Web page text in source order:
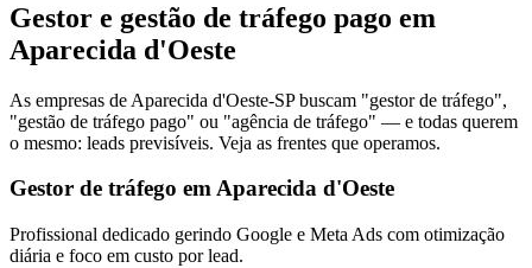
Gestor e gestão de tráfego pago em
Aparecida d'Oeste
As empresas de Aparecida d'Oeste-SP buscam "gestor de tráfego",
"gestão de tráfego pago" ou "agência de tráfego" — e todas querem
o mesmo: leads previsíveis. Veja as frentes que operamos.
Gestor de tráfego em Aparecida d'Oeste
Profissional dedicado gerindo Google e Meta Ads com otimização
diária e foco em custo por lead.